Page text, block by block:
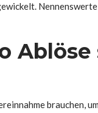
brauchen,